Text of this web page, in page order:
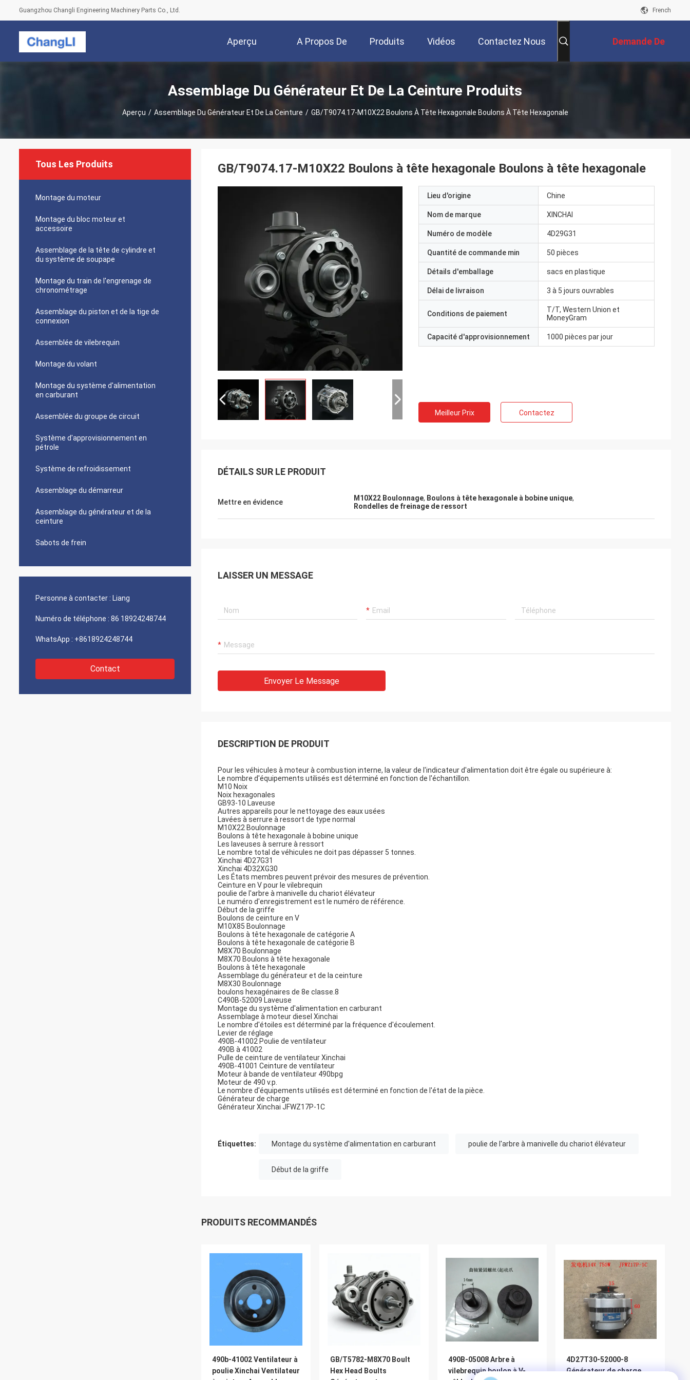
Guangzhou Changli Engineering Machinery Parts Co., Ltd. French
Aperçu A Propos De Produits Vidéos Contactez Nous Demande De
Soumission
Assemblage Du Générateur Et De La Ceinture Produits
Aperçu / Assemblage Du Générateur Et De La Ceinture / GB/T9074.17-M10X22 Boulons À Tête Hexagonale Boulons À Tête Hexagonale
Tous Les Produits
Montage du moteur
Montage du bloc moteur et
accessoire
Assemblage de la tête de cylindre et
du système de soupape
Montage du train de l'engrenage de
chronométrage
Assemblage du piston et de la tige de
connexion
Assemblée de vilebrequin
Montage du volant
Montage du système d'alimentation
en carburant
Assemblée du groupe de circuit
Système d'approvisionnement en
pétrole
Système de refroidissement
Assemblage du démarreur
Assemblage du générateur et de la
ceinture
Sabots de frein
Personne à contacter : Liang
Numéro de téléphone : 86 18924248744
WhatsApp : +8618924248744
Contact
GB/T9074.17-M10X22 Boulons à tête hexagonale Boulons à tête hexagonale
Lieu d'origine Chine
Nom de marque XINCHAI
Numéro de modèle 4D29G31
Quantité de commande min 50 pièces
Détails d'emballage sacs en plastique
Délai de livraison 3 à 5 jours ouvrables
Conditions de paiement
T/T, Western Union et
MoneyGram
Capacité d'approvisionnement 1000 pièces par jour
Meilleur Prix Contactez
DÉTAILS SUR LE PRODUIT
Mettre en évidence M10X22 Boulonnage, Boulons à tête hexagonale à bobine unique,
Rondelles de freinage de ressort
LAISSER UN MESSAGE
Envoyer Le Message
DESCRIPTION DE PRODUIT
Pour les véhicules à moteur à combustion interne, la valeur de l'indicateur d'alimentation doit être égale ou supérieure à:
Le nombre d'équipements utilisés est déterminé en fonction de l'échantillon.
M10 Noix
Noix hexagonales
GB93-10 Laveuse
Autres appareils pour le nettoyage des eaux usées
Lavées à serrure à ressort de type normal
M10X22 Boulonnage
Boulons à tête hexagonale à bobine unique
Les laveuses à serrure à ressort
Le nombre total de véhicules ne doit pas dépasser 5 tonnes.
Xinchai 4D27G31
Xinchai 4D32XG30
Les États membres peuvent prévoir des mesures de prévention.
Ceinture en V pour le vilebrequin
poulie de l'arbre à manivelle du chariot élévateur
Le numéro d'enregistrement est le numéro de référence.
Début de la griffe
Boulons de ceinture en V
M10X85 Boulonnage
Boulons à tête hexagonale de catégorie A
Boulons à tête hexagonale de catégorie B
M8X70 Boulonnage
M8X70 Boulons à tête hexagonale
Boulons à tête hexagonale
Assemblage du générateur et de la ceinture
M8X30 Boulonnage
boulons hexagénaires de 8e classe.8
C490B-52009 Laveuse
Montage du système d'alimentation en carburant
Assemblage à moteur diesel Xinchai
Le nombre d'étoiles est déterminé par la fréquence d'écoulement.
Levier de réglage
490B-41002 Poulie de ventilateur
490B à 41002
Pulle de ceinture de ventilateur Xinchai
490B-41001 Ceinture de ventilateur
Moteur à bande de ventilateur 490bpg
Moteur de 490 v.p.
Le nombre d'équipements utilisés est déterminé en fonction de l'état de la pièce.
Générateur de charge
Générateur Xinchai JFWZ17P-1C
Étiquettes: Montage du système d'alimentation en carburant poulie de l'arbre à manivelle du chariot élévateur
Début de la griffe
PRODUITS RECOMMANDÉS
490b-41002 Ventilateur à
poulie Xinchai Ventilateur
GB/T5782-M8X70 Boult
Hex Head Boults
490B-05008 Arbre à
vilebrequin boulon à V-
4D27T30-52000-8
Générateur de charge